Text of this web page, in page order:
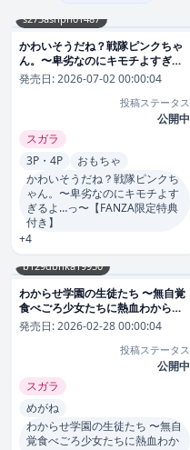
s273asnph01487
かわいそうだね？戦隊ピンクちゃ
ん。〜卑劣なのにキモチよすぎる
よ…っ〜【FANZA限定特典付き】
スガラ|1,870円
発売日:2026-07-02 00:00:04
投稿ステータス
公開中
スガラ
3P・4P
おもちゃ
かわいそうだね？戦隊ピンクち
ゃん。〜卑劣なのにキモチよす
ぎるよ…っ〜【FANZA限定特典
付き】
+4
b129dbnka19950
わからせ学園の生徒たち 〜無自覚
食べごろ少女たちに熱血わからせ
指導〜
スガラ|715円
発売日:2026-02-28 00:00:04
投稿ステータス
公開中
スガラ
めがね
わからせ学園の生徒たち 〜無自
覚食べごろ少女たちに熱血わか